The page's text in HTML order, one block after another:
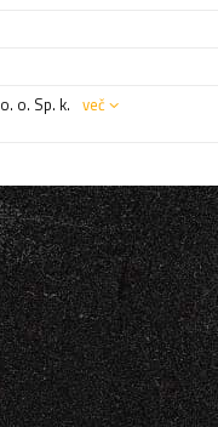
o. Sp. k. več